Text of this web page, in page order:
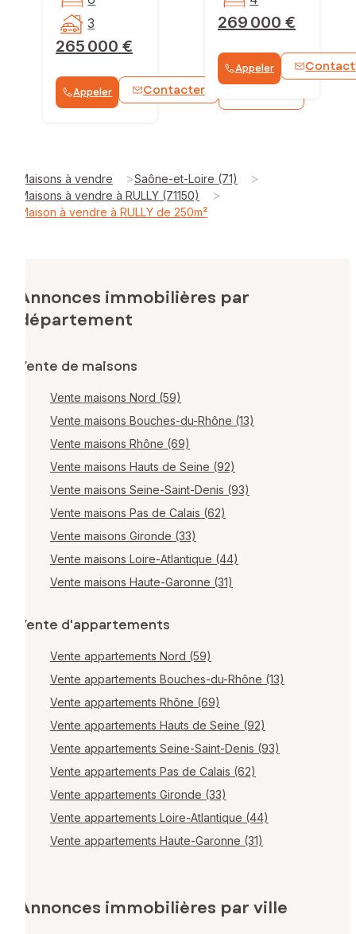
265 000 €
3
Appeler Contacter
269 000 €
Appeler
Maisons à vendre >Saône-et-Loire (71) >
Maisons à vendre à RULLY (71150) >
Maison à vendre à RULLY de 250m²
Annonces immobilières par
département
Vente de maisons
Vente maisons Nord (59)
Vente maisons Bouches-du-Rhône (13)
Vente maisons Rhône (69)
Vente maisons Hauts de Seine (92)
Vente maisons Seine-Saint-Denis (93)
Vente maisons Pas de Calais (62)
Vente maisons Gironde (33)
Vente maisons Loire-Atlantique (44)
Vente maisons Haute-Garonne (31)
Vente d'appartements
Vente appartements Nord (59)
Vente appartements Bouches-du-Rhône (13)
Vente appartements Rhône (69)
Vente appartements Hauts de Seine (92)
Vente appartements Seine-Saint-Denis (93)
Vente appartements Pas de Calais (62)
Vente appartements Gironde (33)
Vente appartements Loire-Atlantique (44)
Vente appartements Haute-Garonne (31)
Annonces immobilières par ville